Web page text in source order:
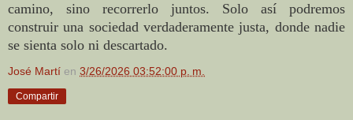
camino, sino recorrerlo juntos. Solo así podremos
construir una sociedad verdaderamente justa, donde nadie
se sienta solo ni descartado.
José Martí en 3/26/2026 03:52:00 p. m.
Compartir